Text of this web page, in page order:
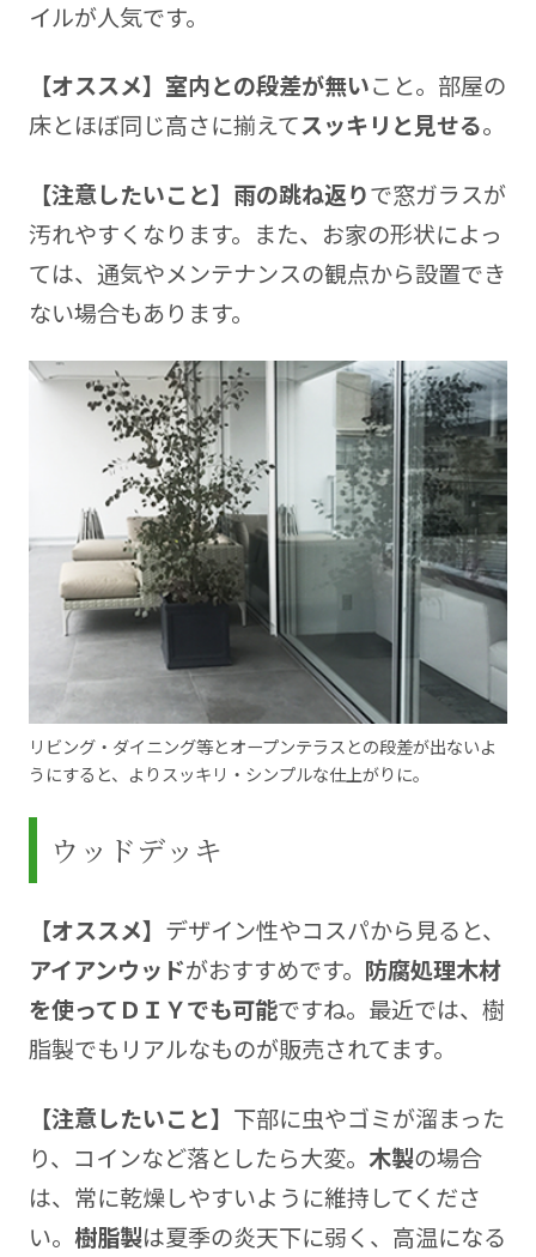
イルが人気です。
【オススメ】室内との段差が無いこと。部屋の
床とほぼ同じ高さに揃えてスッキリと見せる。
【注意したいこと】雨の跳ね返りで窓ガラスが
汚れやすくなります。また、お家の形状によっ
ては、通気やメンテナンスの観点から設置でき
ない場合もあります。
リビング・ダイニング等とオープンテラスとの段差が出ないよ
うにすると、よりスッキリ・シンプルな仕上がりに。
ウッドデッキ
【オススメ】 デザイン性やコスパから見ると、
アイアンウッドがおすすめです。 防腐処理木材
を使ってＤＩＹでも可能ですね。最近では、樹
脂製でもリアルなものが販売されてます。
【注意したいこと】 下部に虫やゴミが溜まった
り、コインなど落としたら大変。 木製の場合
は、常に乾燥しやすいように維持してくださ
い。 樹脂製は夏季の炎天下に弱く、高温になる